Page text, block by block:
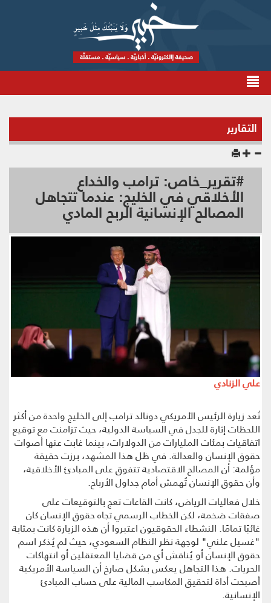
التقارير
#تقرير_خاص: ترامب والخداع
الأخلاقي في الخليج: عندما تتجاهل
المصالح الإنسانية الربح المادي
علي الزنادي
تُعد زيارة الرئيس الأمريكي دونالد ترامب إلى الخليج واحدة من أكثر
اللحظات إثارة للجدل في السياسة الدولية، حيث تزامنت مع توقيع
اتفاقيات بمئات المليارات من الدولارات، بينما غابت عنها أصوات
حقوق الإنسان والعدالة. في ظل هذا المشهد، برزت حقيقة
مؤلمة: أن المصالح الاقتصادية تتفوق على المبادئ الأخلاقية،
وأن حقوق الإنسان تُهمش أمام جداول الأرباح.
خلال فعاليات الرياض، كانت القاعات تعج بالتوقيعات على
صفقات ضخمة، لكن الخطاب الرسمي تجاه حقوق الإنسان كان
غائبًا تمامًا. النشطاء الحقوقيون اعتبروا أن هذه الزيارة كانت بمثابة
"غسيل علني" لوجهة نظر النظام السعودي، حيث لم يُذكر اسم
حقوق الإنسان أو يُناقش أي من قضايا المعتقلين أو انتهاكات
الحريات. هذا التجاهل يعكس بشكل صارخ أن السياسة الأمريكية
أصبحت أداة لتحقيق المكاسب المالية على حساب المبادئ
الإنسانية.